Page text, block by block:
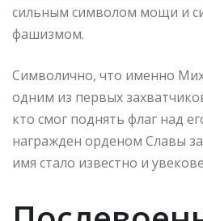
сильным символом мощи и
фашизмом.
Символично, что именно
одним из первых
кто смог поднять флаг над
награжден орденом Славы
имя стало известно и